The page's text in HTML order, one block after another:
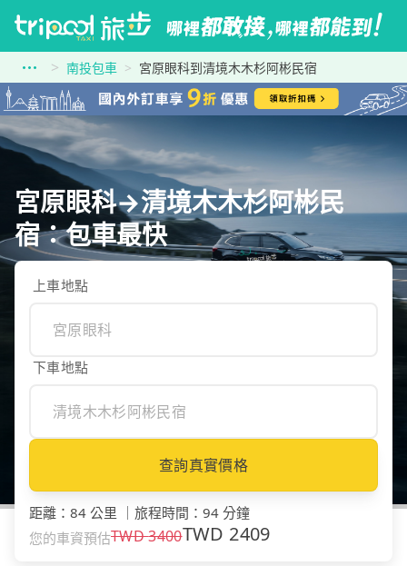
南投包車 宮原眼科到清境木木杉阿彬民宿
宮原眼科→清境木木杉阿彬民
宿：包車最快
上車地點
下車地點
查詢真實價格
距離 ： 84 公里 ｜ 旅程時間 ： 94 分鐘
您的車資預估TWD3400TWD 2409